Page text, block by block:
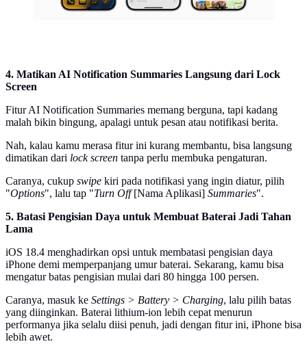
4. Matikan AI Notification Summaries Langsung dari Lock
Screen
Fitur AI Notification Summaries memang berguna, tapi kadang
malah bikin bingung, apalagi untuk pesan atau notifikasi berita.
Nah, kalau kamu merasa fitur ini kurang membantu, bisa langsung
dimatikan dari lock screen tanpa perlu membuka pengaturan.
Caranya, cukup swipe kiri pada notifikasi yang ingin diatur, pilih
"Options", lalu tap "Turn Off[Nama Aplikasi] Summaries".
5. Batasi Pengisian Daya untuk Membuat Baterai Jadi Tahan
Lama
iOS 18.4 menghadirkan opsi untuk membatasi pengisian daya
iPhone demi memperpanjang umur baterai. Sekarang, kamu bisa
mengatur batas pengisian mulai dari 80 hingga 100 persen.
Caranya, masuk ke Settings > Battery > Charging, lalu pilih batas
yang diinginkan. Baterai lithium-ion lebih cepat menurun
performanya jika selalu diisi penuh, jadi dengan fitur ini, iPhone bisa
lebih awet.